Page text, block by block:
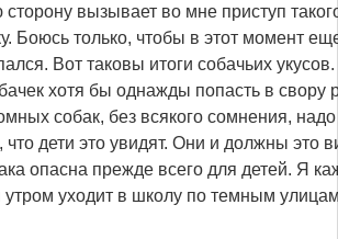
вызывает во мне приступ
Боюсь только, чтобы в этот момент
Вот таковы итоги собачьих
хотя бы однажды попасть в свору
собак, без всякого сомнения,
что дети это увидят. Они и должны это
опасна прежде всего для детей. Я
утром уходит в школу по темным